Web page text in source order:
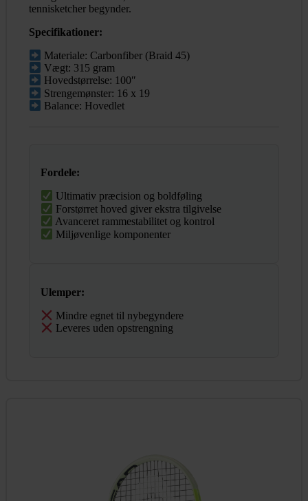
tennisketcher begynder.
Specifikationer:
Materiale: Carbonfiber (Braid 45)
Vægt: 315 gram
Hovedstørrelse: 100″
Strengemønster: 16 x 19
Balance: Hovedlet
Fordele:
Ultimativ præcision og boldføling
Forstørret hoved giver ekstra tilgivelse
Avanceret rammestabilitet og kontrol
Miljøvenlige komponenter
Ulemper:
Mindre egnet til nybegyndere
Leveres uden opstrengning